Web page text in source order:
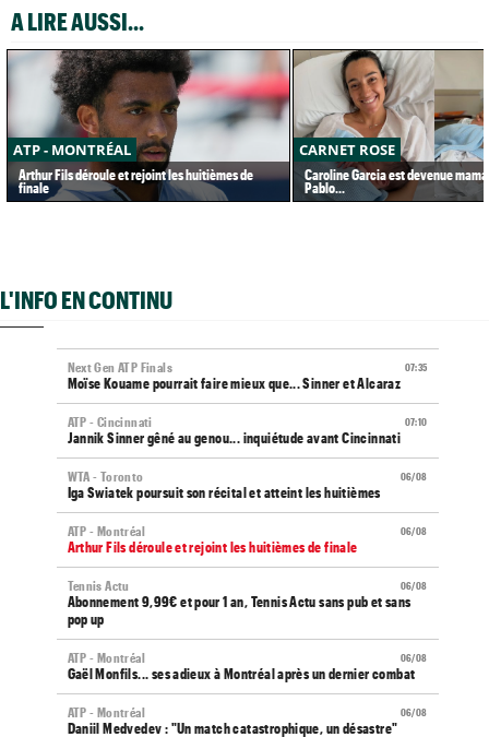
A LIRE AUSSI...
ATP - MONTRÉAL
Arthur Fils déroule et rejoint les huitièmes de
finale
CARNET ROSE
Caroline Garcia est devenue
Pablo...
L'INFO EN CONTINU
07:35
Next Gen ATP Finals
Moïse Kouame pourrait faire mieux que... Sinner et Alcaraz
07:10
ATP - Cincinnati
Jannik Sinner gêné au genou... inquiétude avant Cincinnati
06/08
WTA - Toronto
Iga Swiatek poursuit son récital et atteint les huitièmes
06/08
ATP - Montréal
Arthur Fils déroule et rejoint les huitièmes de finale
06/08
Tennis Actu
Abonnement 9,99€ et pour 1 an, Tennis Actu sans pub et sans
pop up
06/08
ATP - Montréal
Gaël Monfils... ses adieux à Montréal après un dernier combat
06/08
ATP - Montréal
Daniil Medvedev : "Un match catastrophique, un désastre"